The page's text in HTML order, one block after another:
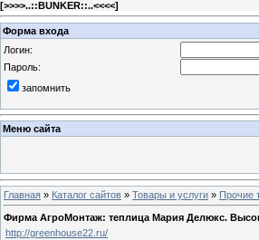
[>>>>..::BUNKER::..<<<<]
Форма входа
Логин:
Пароль:
запомнить
Меню сайта
Главная » Каталог сайтов » Товары и услуги » Прочие
Фирма АгроМонтаж: теплица Мария Делюкс.
http://greenhouse22.ru/